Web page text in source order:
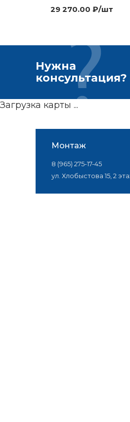
29 270.00 ₽/шт
Нужна
консультация?
Монтаж
8 (965) 275-17-45
ул. Хлобыстова 15, 2
Загрузка карты ...